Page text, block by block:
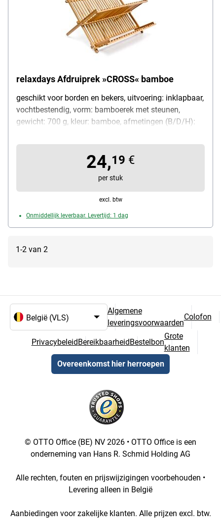
relaxdays Afdruiprek »CROSS« bamboe
geschikt voor borden en bekers, uitvoering: inklapbaar,
vochtbestendig, vorm: bamboerek met steunen,
gewicht: 700 g, kleur: bamboe, afmetingen (B/D/H):
24,19 €
per stuk
excl. btw
Onmiddellijk leverbaar. Levertijd: 1 dag
1-2 van 2
Algemene
leveringsvoorwaarden
Colofon
Privacybeleid Bereikbaarheid Bestelbon
Grote
klanten
Overeenkomst hier herroepen
© OTTO Office (BE) NV 2026 • OTTO Office is een
onderneming van Hans R. Schmid Holding AG
Alle rechten, fouten en prijswijzigingen voorbehouden •
Levering alleen in België
Aanbiedingen voor zakelijke klanten. Alle prijzen excl. btw.